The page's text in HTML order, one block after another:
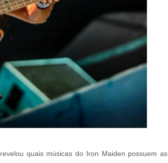
revelou quais músicas do Iron Maiden possuem as